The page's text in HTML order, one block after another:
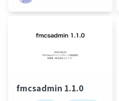
fmcsadmin 1.1.0